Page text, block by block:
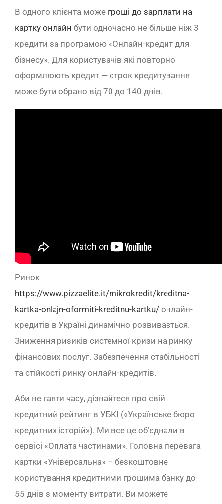
В одного клієнта може гроші до зарплати на
картку онлайн бути одночасно не більше ніж 3
кредити за програмою «Онлайн-кредит для
бізнесу». Для користувачів які повторно
оформлюють кредит — строк кредитування
може бути обрано від 70 до 140 днів.
Ринок
https://www.pizzaelite.it/mikrokredit/kreditna-
kartka-onlajn-oformiti-kreditnu-kartku/ онлайн-
кредитів в Україні динамічно розвивається.
Зниження ризиків системної кризи на ринку
фінансових послуг. Забезпечення стабільності
та стійкості ринку онлайн-кредитів.
Аби не гаяти часу, дізнайтеся про свій
кредитний рейтинг в УБКІ («Українське бюро
кредитних історій»). Ми все це об’єднали в
сервісі «Оплата частинами». Головна перевага
картки «Універсальна» – безкоштовне
користування кредитними грошима банку до
55 днів з моменту витрати. Ви можете